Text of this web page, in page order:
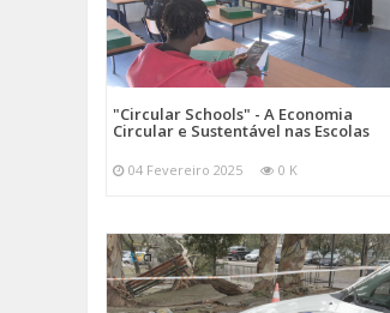
"Circular Schools" - A Economia
Circular e Sustentável nas Escolas
04 Fevereiro 2025 0 K